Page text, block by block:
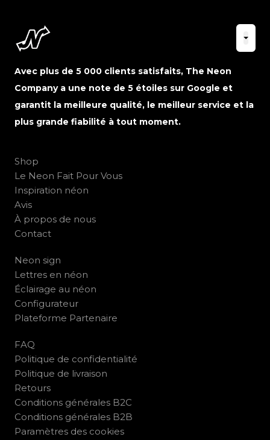
Avec plus de 5 000 clients satisfaits, The Neon
Company a une note de 5 étoiles sur Google et
garantit la meilleure qualité, le meilleur service et la
plus grande fiabilité à tout moment.
Shop
Le Neon Fait Pour Vous
Inspiration néon
Avis
À propos de nous
Contact
Neon sign
Lettres en néon
Éclairage au néon
Configurateur
Plateforme Partenaire
FAQ
Politique de confidentialité
Politique de livraison
Retours
Conditions générales B2C
Conditions générales B2B
Paramètres des cookies